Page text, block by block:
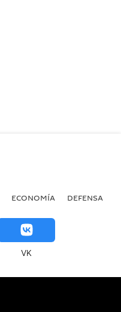
ECONOMÍA DEFENSA
VK